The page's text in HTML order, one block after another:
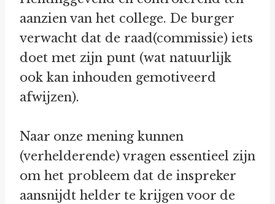
aanzien van het college. De burger
verwacht dat de raad(commissie) iets
doet met zijn punt (wat natuurlijk
ook kan inhouden gemotiveerd
afwijzen).
Naar onze mening kunnen
(verhelderende) vragen essentieel zijn
om het probleem dat de inspreker
aansnijdt helder te krijgen voor de